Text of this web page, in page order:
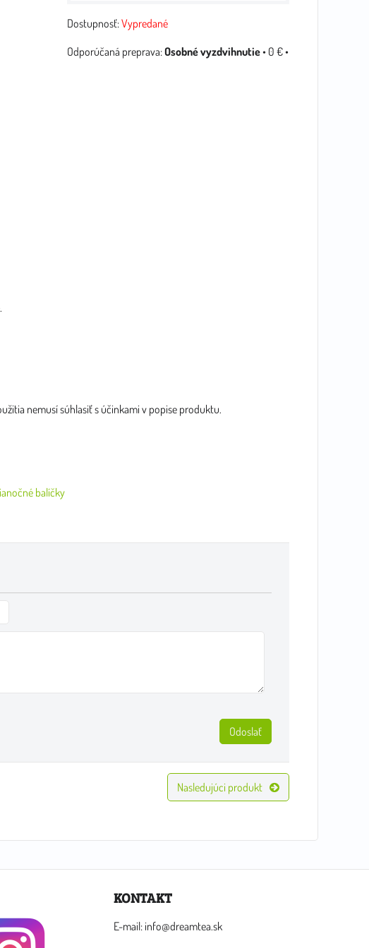
Dostupnosť:Vypredané
Osobné vyzdvihnutie• 0 €•
nemusí súhlasiť s účinkami v popise produktu.
balíčky
Odoslať
Nasledujúci produkt
KONTAKT
E-mail: info@dreamtea.sk